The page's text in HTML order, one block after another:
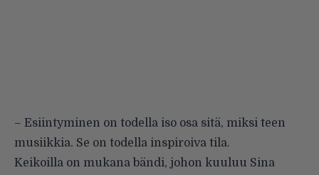
– Esiintyminen on todella iso osa sitä, miksi teen
musiikkia. Se on todella inspiroiva tila.
Keikoilla on mukana bändi, johon kuuluu Sina